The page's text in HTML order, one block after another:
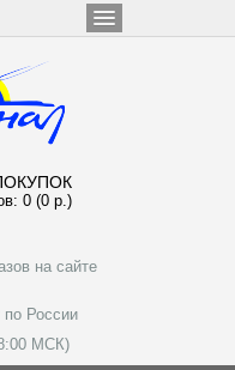
0 (0 р.)
на сайте
России
МСК)